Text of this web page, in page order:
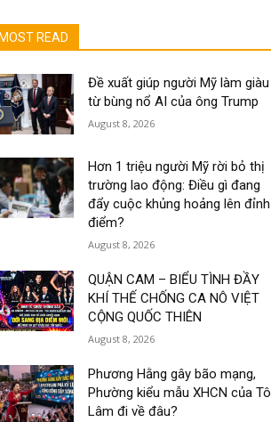
MOST READ
Đề xuất giúp người Mỹ làm giàu
từ bùng nổ AI của ông Trump
August 8, 2026
Hơn 1 triệu người Mỹ rời bỏ thị
trường lao động: Điều gì đang
đẩy cuộc khủng hoảng lên đỉnh
điểm?
August 8, 2026
QUẬN CAM – BIỂU TÌNH ĐẦY
KHÍ THẾ CHỐNG CA NÔ VIỆT
CỘNG QUỐC THIÊN
August 8, 2026
Phương Hằng gây bão mạng,
Phường kiểu mẫu XHCN của Tô
Lâm đi về đâu?